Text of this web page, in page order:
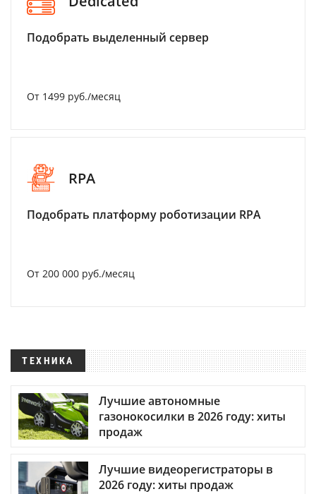
Подобрать выделенный сервер
От 1499 руб./месяц
RPA
Подобрать платформу роботизации RPA
От 200 000 руб./месяц
ТЕХНИКА
Лучшие автономные
газонокосилки в 2026 году: хиты
продаж
Лучшие видеорегистраторы в
2026 году: хиты продаж